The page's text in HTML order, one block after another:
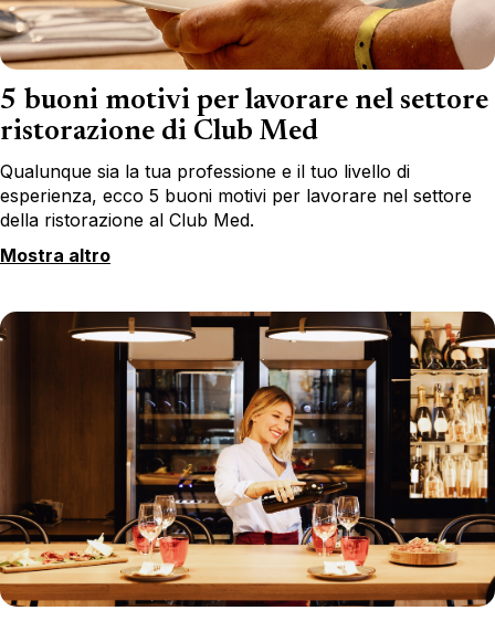
5 buoni motivi per lavorare nel settore
ristorazione di Club Med
Qualunque sia la tua professione e il tuo livello di
esperienza, ecco 5 buoni motivi per lavorare nel settore
della ristorazione al Club Med.
Mostra altro